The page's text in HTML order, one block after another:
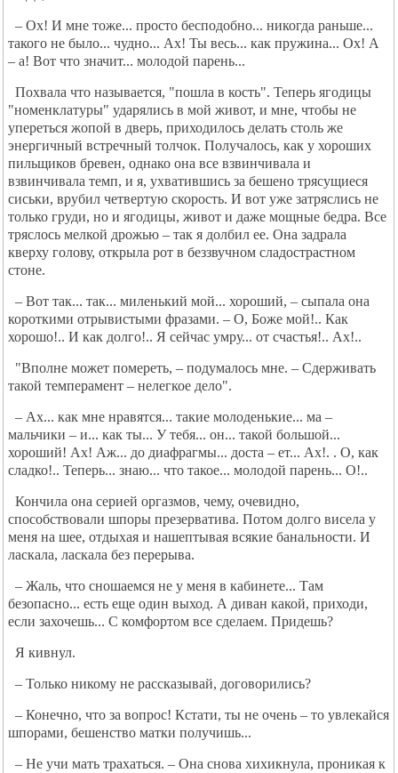
– Ох! И мне тоже... просто бесподобно... никогда раньше...
такого не было... чудно... Ах! Ты весь... как пружина... Ох! А
– а! Вот что значит... молодой парень...
Похвала что называется, "пошла в кость". Теперь ягодицы
"номенклатуры" ударялись в мой живот, и мне, чтобы не
упереться жопой в дверь, приходилось делать столь же
энергичный встречный толчок. Получалось, как у хороших
пильщиков бревен, однако она все взвинчивала и
взвинчивала темп, и я, ухватившись за бешено трясущиеся
сиськи, врубил четвертую скорость. И вот уже затряслись не
только груди, но и ягодицы, живот и даже мощные бедра. Все
тряслось мелкой дрожью – так я долбил ее. Она задрала
кверху голову, открыла рот в беззвучном сладострастном
стоне.
– Вот так... так... миленький мой... хороший, – сыпала она
короткими отрывистыми фразами. – О, Боже мой!.. Как
хорошо!.. И как долго!.. Я сейчас умру... от счастья!.. Ах!..
"Вполне может помереть, – подумалось мне. – Сдерживать
такой темперамент – нелегкое дело".
– Ах... как мне нравятся... такие молоденькие... ма –
мальчики – и... как ты... У тебя... он... такой большой...
хороший! Ах! Аж... до диафрагмы... доста – ет... Ах!. . О, как
сладко!.. Теперь... знаю... что такое... молодой парень... О!..
Кончила она серией оргазмов, чему, очевидно,
способствовали шпоры презерватива. Потом долго висела у
меня на шее, отдыхая и нашептывая всякие банальности. И
ласкала, ласкала без перерыва.
– Жаль, что сношаемся не у меня в кабинете... Там
безопасно... есть еще один выход. А диван какой, приходи,
если захочешь... С комфортом все сделаем. Придешь?
Я кивнул.
– Только никому не рассказывай, договорились?
– Конечно, что за вопрос! Кстати, ты не очень – то увлекайся
шпорами, бешенство матки получишь...
– Не учи мать трахаться. – Она снова хихикнула, проникая к